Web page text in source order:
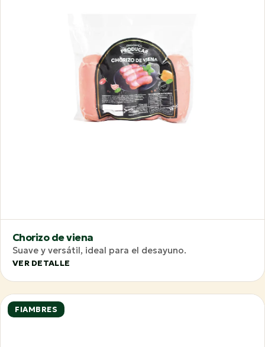
Chorizo de viena
Suave y versátil, ideal para el desayuno.
VER DETALLE
FIAMBRES